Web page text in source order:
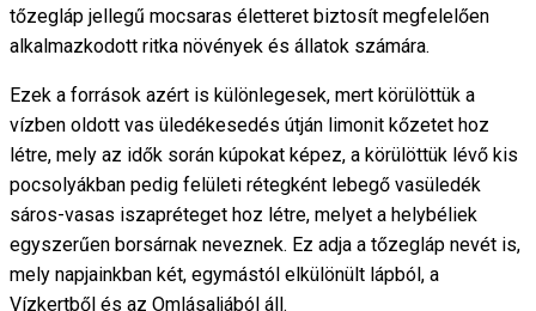
tőzegláp jellegű mocsaras életteret biztosít megfelelően
alkalmazkodott ritka növények és állatok számára.
Ezek a források azért is különlegesek, mert körülöttük a
vízben oldott vas üledékesedés útján limonit kőzetet hoz
létre, mely az idők során kúpokat képez, a körülöttük lévő kis
pocsolyákban pedig felületi rétegként lebegő vasüledék
sáros-vasas iszapréteget hoz létre, melyet a helybéliek
egyszerűen borsárnak neveznek. Ez adja a tőzegláp nevét is,
mely napjainkban két, egymástól elkülönült lápból, a
Vízkertből és az Omlásaljából áll.